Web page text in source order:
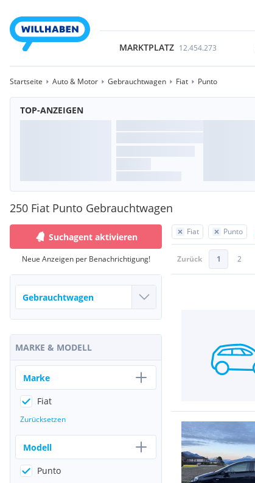
MARKTPLATZ 12.454.273
Startseite Auto & Motor Gebrauchtwagen Fiat Punto
TOP-ANZEIGEN
250 Fiat Punto Gebrauchtwagen
Fiat Punto
Zurück 1 2
Suchagent aktivieren
Neue Anzeigen per Benachrichtigung!
MARKE & MODELL
Marke
Fiat
Zurücksetzen
Modell
Punto